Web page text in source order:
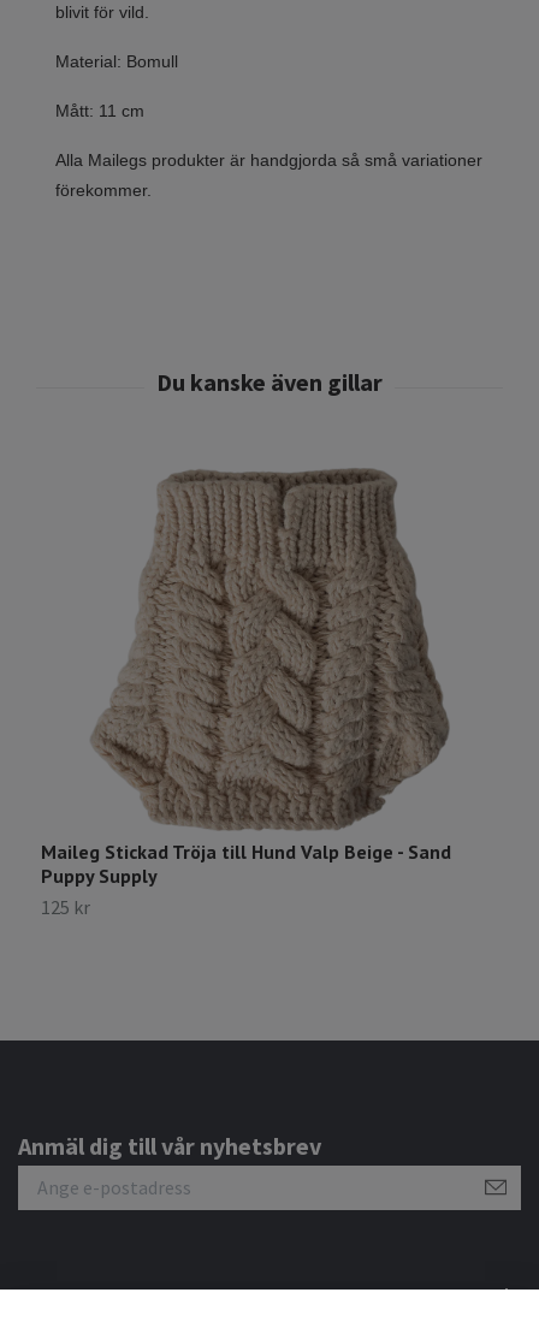
blivit för vild.
Material: Bomull
Mått: 11 cm
Alla Mailegs produkter är handgjorda så små variationer
förekommer.
Maileg Stickad Tröja till Hund Valp Beige - Sand
Puppy Supply
125 kr
Anmäl dig till vår nyhetsbrev